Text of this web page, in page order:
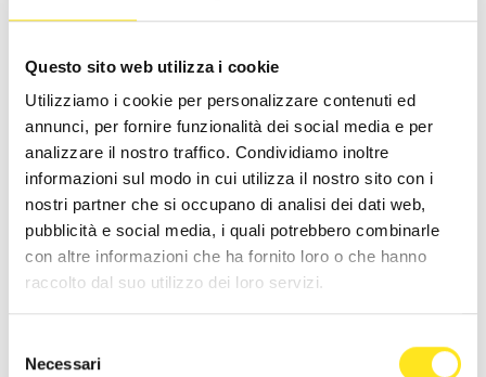
Questo sito web utilizza i cookie
Utilizziamo i cookie per personalizzare contenuti ed
annunci, per fornire funzionalità dei social media e per
analizzare il nostro traffico. Condividiamo inoltre
informazioni sul modo in cui utilizza il nostro sito con i
nostri partner che si occupano di analisi dei dati web,
pubblicità e social media, i quali potrebbero combinarle
con altre informazioni che ha fornito loro o che hanno
raccolto dal suo utilizzo dei loro servizi.
delNecessari
CASA ARDITO
Richiedi informazioni